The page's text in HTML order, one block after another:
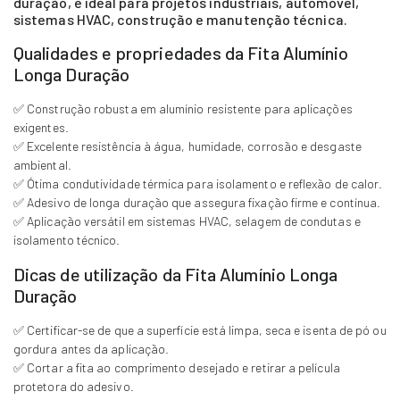
sistemas HVAC, construção e manutenção técnica.
Qualidades e propriedades da Fita Alumínio
Longa Duração
✅ Construção robusta em alumínio resistente para aplicações
exigentes.
✅ Excelente resistência à água, humidade, corrosão e desgaste
ambiental.
✅ Ótima condutividade térmica para isolamento e reflexão de calor.
✅ Adesivo de longa duração que assegura fixação firme e contínua.
✅ Aplicação versátil em sistemas HVAC, selagem de condutas e
isolamento técnico.
Dicas de utilização da Fita Alumínio Longa
Duração
✅ Certificar-se de que a superfície está limpa, seca e isenta de pó ou
gordura antes da aplicação.
✅ Cortar a fita ao comprimento desejado e retirar a película
protetora do adesivo.